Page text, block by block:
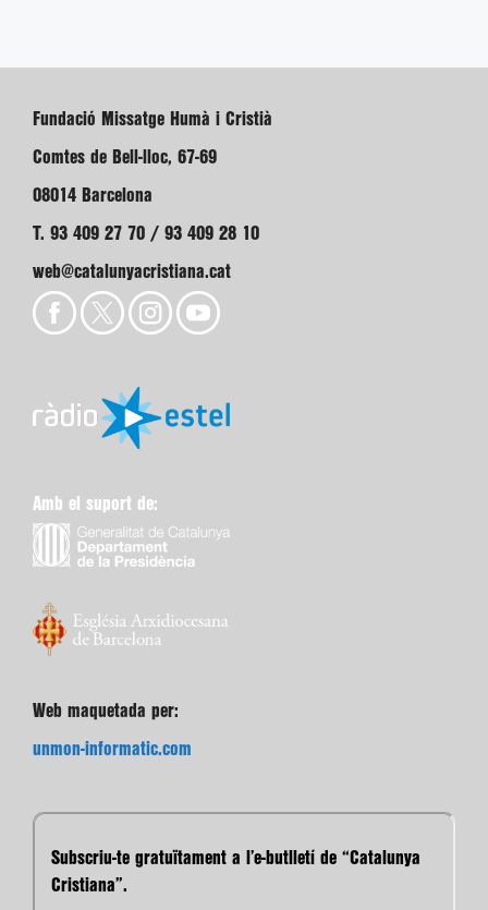
Fundació Missatge Humà i Cristià
Comtes de Bell-lloc, 67-69
08014 Barcelona
T. 93 409 27 70 / 93 409 28 10
web@catalunyacristiana.cat
Amb el suport de:
Web maquetada per:
unmon-informatic.com
Subscriu-te gratuïtament a l’e-butlletí de “Catalunya
Cristiana”.